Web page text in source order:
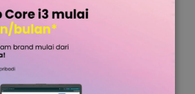
Stabilitas